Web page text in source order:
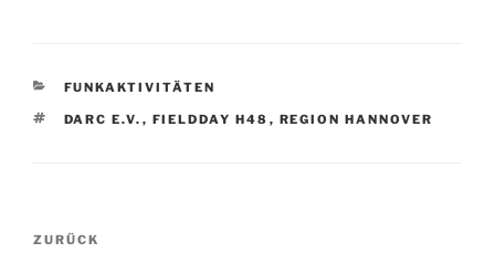
KATEGORIEN
FUNKAKTIVITÄTEN
SCHLAGWÖRTER
DARC E.V. , FIELDDAY H48 , REGION HANNOVER
Beitrags-
Vorheriger
ZURÜCK